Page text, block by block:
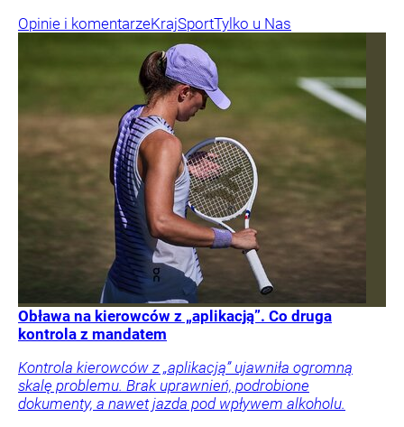
Opinie i komentarzeKrajSportTylko u Nas
Obława na kierowców z „aplikacją”. Co druga
kontrola z mandatem
Kontrola kierowców z „aplikacją” ujawniła ogromną
skalę problemu. Brak uprawnień, podrobione
dokumenty, a nawet jazda pod wpływem alkoholu.